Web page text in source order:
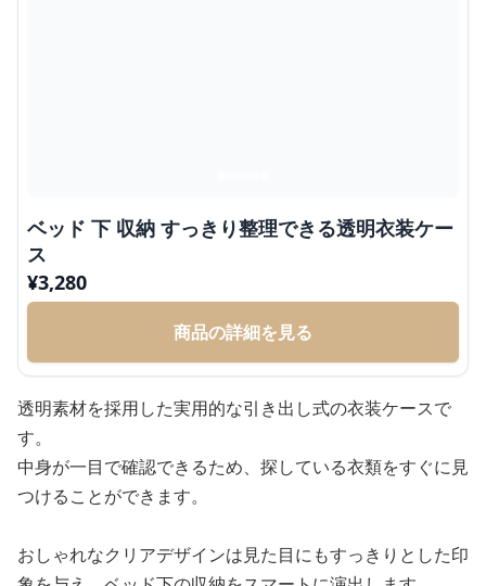
ベッド 下 収納 すっきり整理できる透明衣装ケー
ス
¥3,280
商品の詳細を見る
透明素材を採用した実用的な引き出し式の衣装ケースで
す。
中身が一目で確認できるため、探している衣類をすぐに見
つけることができます。
おしゃれなクリアデザインは見た目にもすっきりとした印